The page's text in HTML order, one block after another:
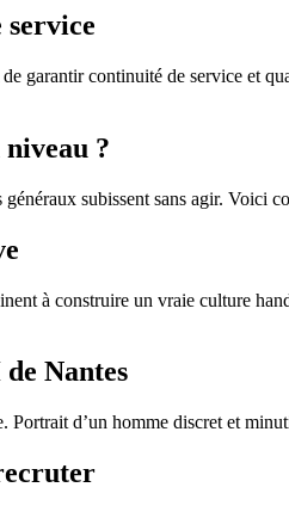
garantir continuité de service et
?
subissent sans agir.
à construire un vraie culture
Nantes
d’un homme discret et